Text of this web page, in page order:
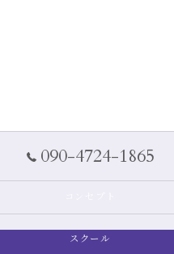
090-4724-1865
スクール